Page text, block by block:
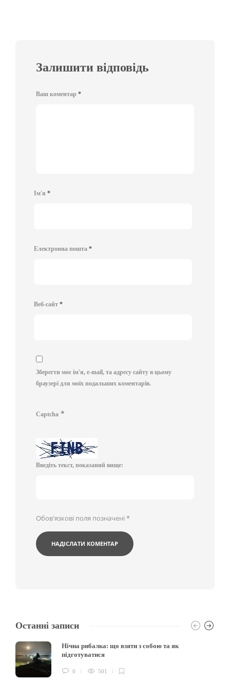
Залишити відповідь
Ваш коментар *
Ім'я *
Електронна пошта *
Веб-сайт *
Зберегти моє ім'я, e-mail, та адресу сайту в цьому
браузері для моїх подальших коментарів.
Captcha *
Введіть текст, показаний вище:
Обов'язкові поля позначені *
Останні записи
Нічна рибалка: що взяти з собою та як
підготуватися
0 501